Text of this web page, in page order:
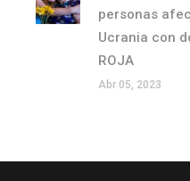
personas
Ucrania con
ROJA
Abr 05, 2023